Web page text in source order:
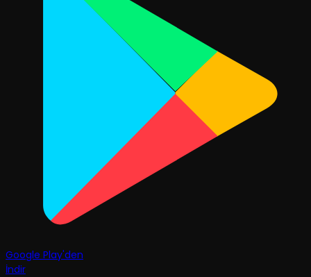
Google Play'den
İndir